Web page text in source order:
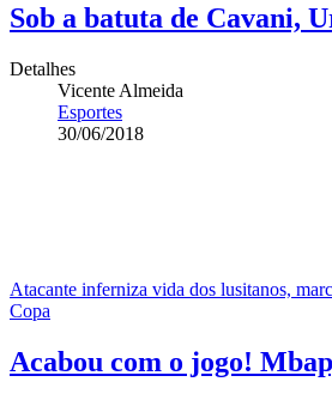
Sob a batuta de Cavani,
Detalhes
Vicente Almeida
Esportes
30/06/2018
Atacante inferniza vida dos lusitanos,
Copa
Acabou com o jogo!